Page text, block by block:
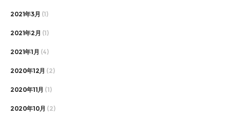
2021年3月 (1)
2021年2月 (1)
2021年1月 (4)
2020年12月 (2)
2020年11月 (1)
2020年10月 (2)